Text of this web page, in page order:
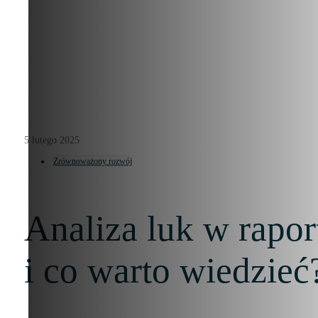
5 lutego 2025
Zrównoważony rozwój
Analiza luk w
i co warto